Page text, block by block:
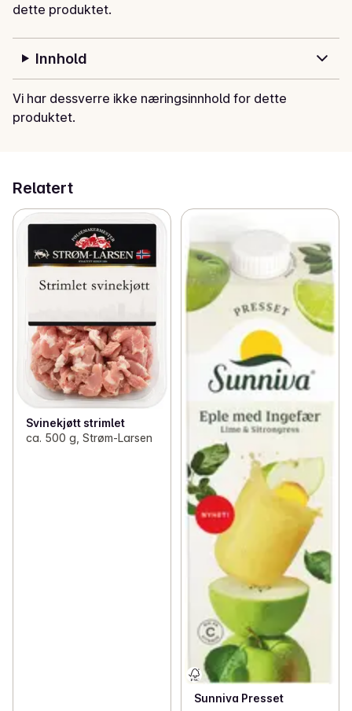
dette produktet.
Innhold
Vi har dessverre ikke næringsinnhold for dette
produktet.
Relatert
Svinekjøtt strimlet
ca. 500 g, Strøm-Larsen
Sunniva Presset